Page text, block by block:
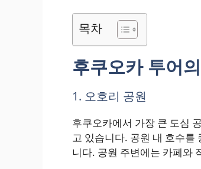
목차
후쿠오카 투어
1. 오호리 공원
후쿠오카에서 가장 큰 도심
고 있습니다. 공원 내 호수를
니다. 공원 주변에는 카페와